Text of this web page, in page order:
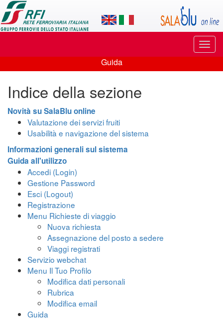
Applicazione
SalaBlu
Online
di
Rete
Ferroviaria
Italiana
di
Guida
Guida
Indice della sezione
Novità su SalaBlu online
Valutazione dei servizi fruiti
Usabilità e navigazione del sistema
Informazioni generali sul sistema
Guida all'utilizzo
Accedi (Login)
Gestione Password
Esci (Logout)
Registrazione
Menu Richieste di viaggio
Nuova richiesta
Assegnazione del posto a sedere
Viaggi registrati
Servizio webchat
Menu Il Tuo Profilo
Modifica dati personali
Rubrica
Modifica email
Guida